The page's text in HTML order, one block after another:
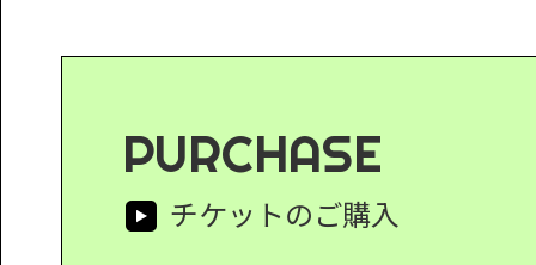
PURCHASE
チケットのご購入